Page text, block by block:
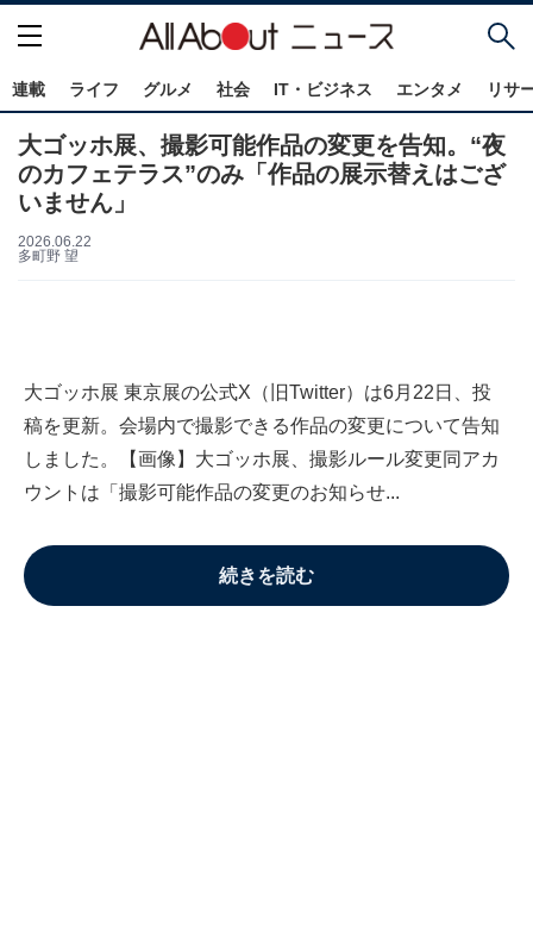
連載 ライフ グルメ 社会 IT・ビジネス エンタメ リサ
大ゴッホ展、撮影可能作品の変更を告知。“夜
のカフェテラス”のみ「作品の展示替えはござ
いません」
2026.06.22
多町野 望
大ゴッホ展 東京展の公式X（旧Twitter）は6月22日、投
稿を更新。会場内で撮影できる作品の変更について告知
しました。【画像】大ゴッホ展、撮影ルール変更同アカ
ウントは「撮影可能作品の変更のお知らせ...
続きを読む